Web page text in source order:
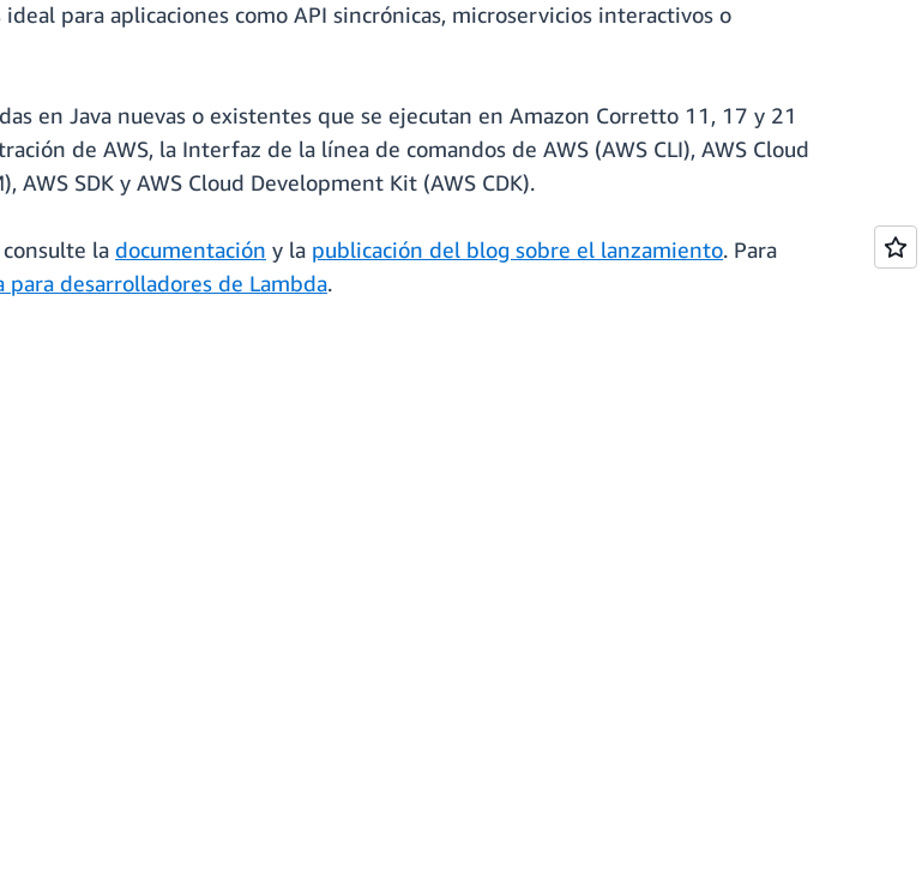
para aplicaciones como API sincrónicas, microservicios interactivos o
en Java nuevas o existentes que se ejecutan en Amazon Corretto 11, 17 y 21
de AWS, la Interfaz de la línea de comandos de AWS (AWS CLI), AWS Cloud
SDK y AWS Cloud Development Kit (AWS CDK).
la documentación y la publicación del blog sobre el lanzamiento. Para
para desarrolladores de Lambda.